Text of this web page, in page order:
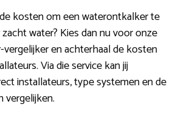
kosten om een waterontkalker te
water? Kies dan nu voor onze
en achterhaal de kosten
Via die service kan jij
installateurs, type systemen en de